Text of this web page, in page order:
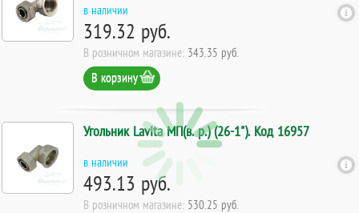
в наличии
319.32 руб.
В розничном магазине: 343.35 руб.
В корзину
Угольник Lavita МП(в. р.) (26-1"). Код 16957
в наличии
493.13 руб.
В розничном магазине: 530.25 руб.